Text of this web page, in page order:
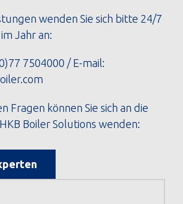
wenden Sie sich bitte 24/7
Jahr an:
7504000 / E-mail:
Fragen können Sie sich an die
Boiler Solutions wenden: